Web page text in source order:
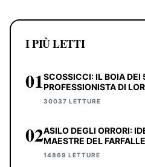
I PIÙ LETTI
01SCOSSICCI: IL BOIA DEI
PROFESSIONISTA DI
30037 LETTURE
02ASILO DEGLI ORRORI:
MAESTRE DEL
14869 LETTURE